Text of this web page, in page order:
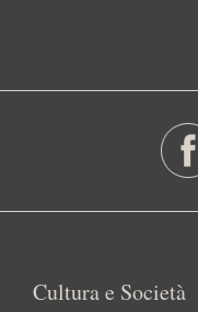
Cultura e Società